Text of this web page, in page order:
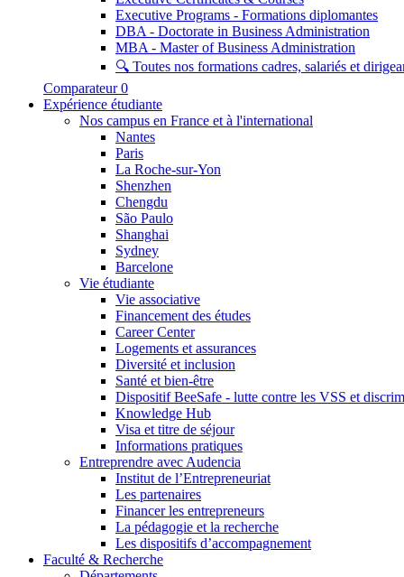
Executive Programs - Formations diplomantes
DBA - Doctorate in Business Administration
MBA - Master of Business Administration
🔍 Toutes nos formations cadres, salariés et
Comparateur 0
Expérience étudiante
Nos campus en France et à l'international
Nantes
Paris
La Roche-sur-Yon
Shenzhen
Chengdu
São Paulo
Shanghai
Sydney
Barcelone
Vie étudiante
Vie associative
Financement des études
Career Center
Logements et assurances
Diversité et inclusion
Santé et bien-être
Dispositif BeeSafe - lutte contre les VSS et
Knowledge Hub
Visa et titre de séjour
Informations pratiques
Entreprendre avec Audencia
Institut de l’Entrepreneuriat
Les partenaires
Financer les entrepreneurs
La pédagogie et la recherche
Les dispositifs d’accompagnement
Faculté & Recherche